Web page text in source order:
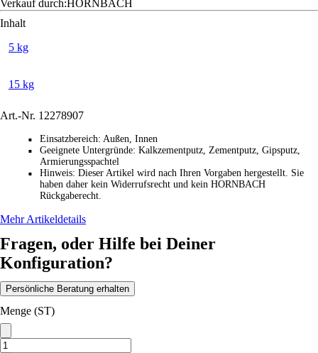
Verkauf durch: HORNBACH
Inhalt
5 kg
15 kg
Art.-Nr. 12278907
■ Einsatzbereich: Außen, Innen
■ Geeignete Untergründe: Kalkzementputz, Zementputz, Gipsputz,
Armierungsspachtel
■ Hinweis: Dieser Artikel wird nach Ihren Vorgaben hergestellt. Sie
haben daher kein Widerrufsrecht und kein HORNBACH
Rückgaberecht.
Mehr Artikeldetails
Fragen, oder Hilfe bei Deiner
Konfiguration?
Persönliche Beratung erhalten
Menge (ST)